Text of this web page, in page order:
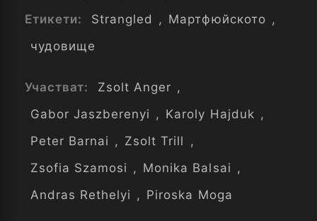
Етикети:
Strangled , Мартфюйското ,
чудовище
Участват: Zsolt Anger ,
Gabor Jaszberenyi , Karoly Hajduk ,
Peter Barnai , Zsolt Trill ,
Zsofia Szamosi , Monika Balsai ,
Andras Rethelyi , Piroska Moga